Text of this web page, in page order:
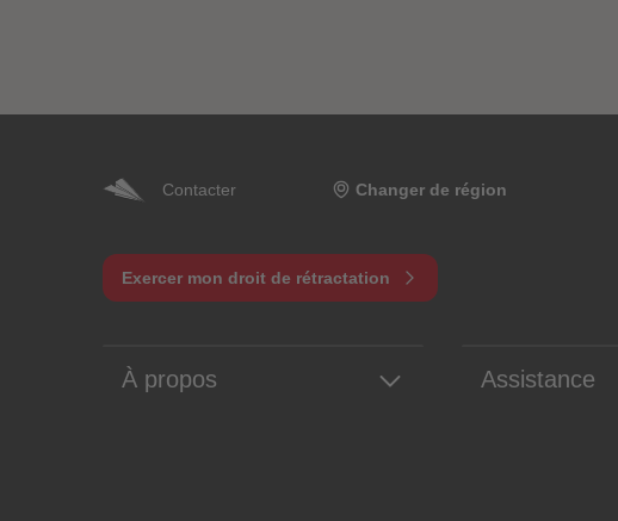
Contacter Changer de région
Exercer mon droit de rétractation
À propos Assistance